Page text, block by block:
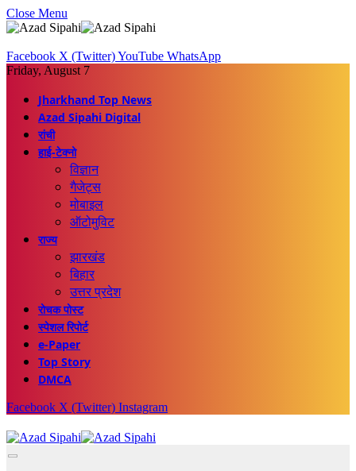
Close Menu
Facebook X (Twitter)YouTube WhatsApp
Friday, August 7
Jharkhand Top News
Azad Sipahi Digital
रांची
हाई-टेक्नो
विज्ञान
गैजेट्स
मोबाइल
ऑटोमुविट
राज्य
झारखंड
बिहार
उत्तर प्रदेश
रोचक पोस्ट
स्पेशल रिपोर्ट
e-Paper
Top Story
DMCA
Facebook X (Twitter) Instagram